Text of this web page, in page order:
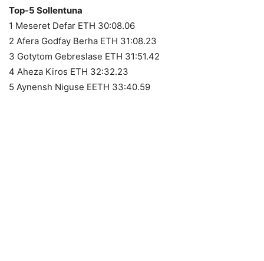
Top-5 Sollentuna
1 Meseret Defar ETH 30:08.06
2 Afera Godfay Berha ETH 31:08.23
3 Gotytom Gebreslase ETH 31:51.42
4 Aheza Kiros ETH 32:32.23
5 Aynensh Niguse EETH 33:40.59